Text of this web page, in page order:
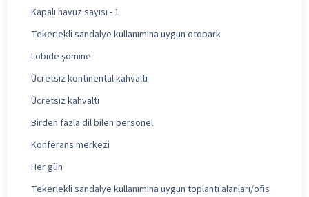
Kapalı havuz sayısı - 1
Tekerlekli sandalye kullanımına uygun otopark
Lobide şömine
Ücretsiz kontinental kahvaltı
Ücretsiz kahvaltı
Birden fazla dil bilen personel
Konferans merkezi
Her gün
Tekerlekli sandalye kullanımına uygun toplantı alanları/ofis